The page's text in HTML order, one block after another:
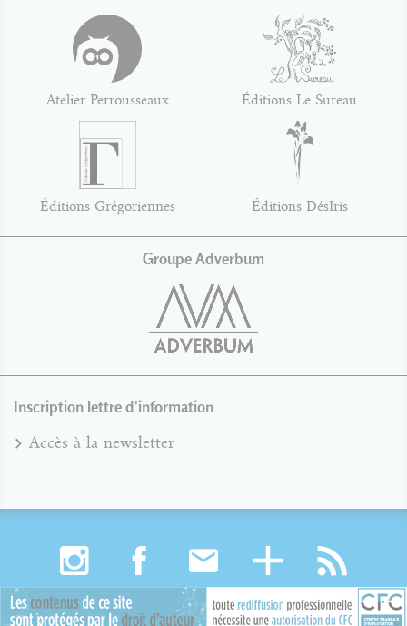
Atelier Perrousseaux Éditions Le Sureau
Éditions Grégoriennes Éditions DésIris
Groupe Adverbum
Inscription lettre d'information
Accès à la newsletter